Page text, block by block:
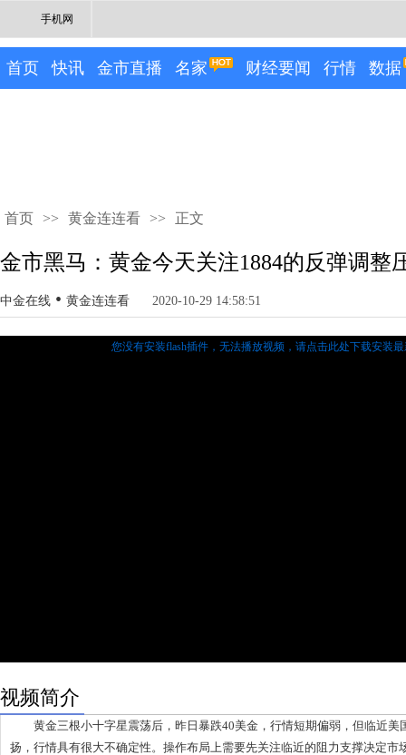
手机网
首页 快讯 金市直播 名家 财经要闻 行情 数据
首页 >> 黄金连连看 >> 正文
金市黑马：黄金今天关注1884的反弹调整
中金在线 • 黄金连连看 2020-10-29 14:58:51
您没有安装flash插件，无法播放视频， 请点击此处下载安装
视频简介
黄金三根小十字星震荡后，昨日暴跌40美金，行情短期偏弱，但临近美
扬，行情具有很大不确定性。操作布局上需要先关注临近的阻力支撑决定市